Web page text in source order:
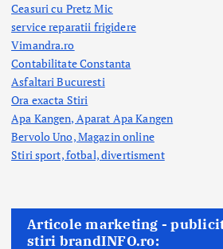
Ceasuri cu Pretz Mic
service reparatii frigidere
Vimandra.ro
Contabilitate Constanta
Asfaltari Bucuresti
Ora exacta Stiri
Apa Kangen, Aparat Apa Kangen
Bervolo Uno, Magazin online
Stiri sport, fotbal,divertisment
Articole marketing -
stiri brandINFO.ro: